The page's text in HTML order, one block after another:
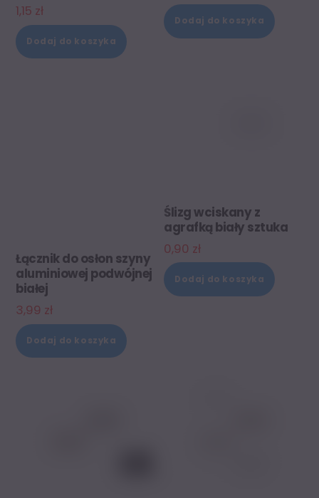
1,15 zł
Dodaj do koszyka
Dodaj do koszyka
Łącznik do osłon szyny
aluminiowej podwójnej
białej
3,99 zł
Dodaj do koszyka
Ślizg wciskany z
agrafką biały sztuka
0,90 zł
Dodaj do koszyka